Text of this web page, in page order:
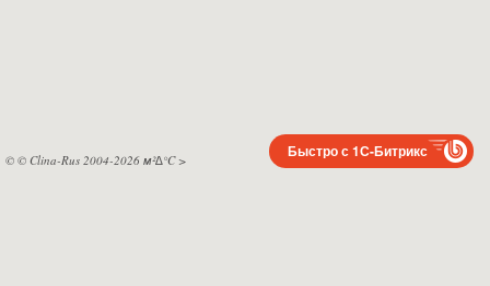
© © Clina-Rus 2004-2026 м²∆°C> Быстро с 1С-Битрикс